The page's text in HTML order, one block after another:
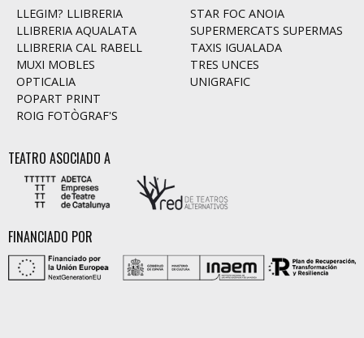
LLEGIM? LLIBRERIA
LLIBRERIA AQUALATA
LLIBRERIA CAL RABELL
MUXI MOBLES
OPTICALIA
POPART PRINT
ROIG FOTÒGRAF'S
STAR FOC ANOIA
SUPERMERCATS SUPERMAS
TAXIS IGUALADA
TRES UNCES
UNIGRAFIC
TEATRO ASOCIADO A
FINANCIADO POR